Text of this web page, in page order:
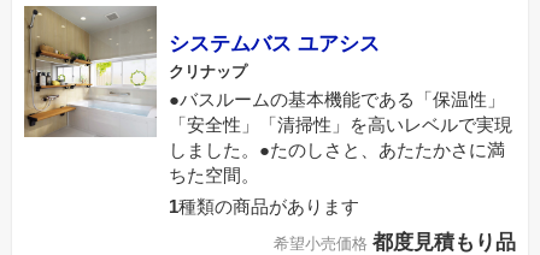
システムバス ユアシス
クリナップ
●バスルームの基本機能である「保温性」
「安全性」「清掃性」を高いレベルで実現
しました。●たのしさと、あたたかさに満
ちた空間。
1種類の商品があります
希望小売価格 都度見積もり品